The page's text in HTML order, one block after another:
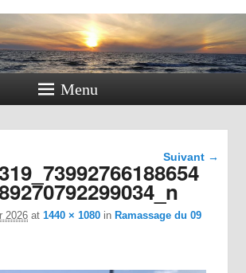
Menu
Navigation
dans les
images
Suivant →
2026 at1440 × 1080 in Ramassage du 09